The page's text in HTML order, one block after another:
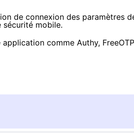
de connexion des paramètres
mobile.
application comme Authy, FreeOTP